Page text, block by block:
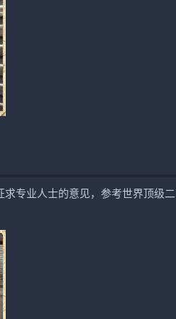
专业人士的意见，参考世界顶级